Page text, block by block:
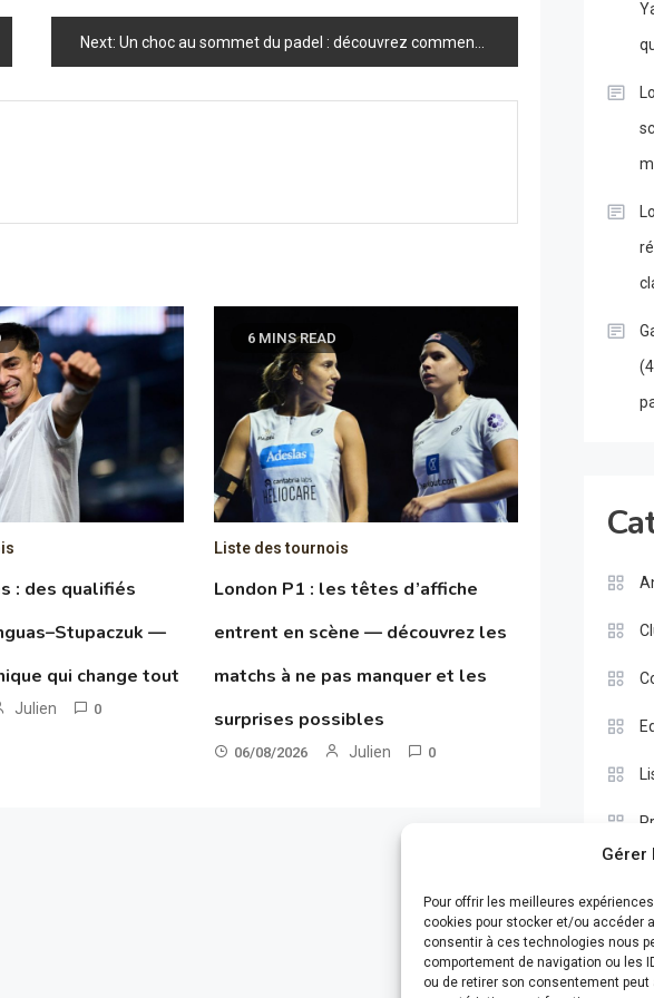
Gérer
Pour offrir les meilleures
cookies pour stocker et/ou accéder
consentir à ces technologies nous
comportement de navigation ou les
ou de retirer son consentement
Next: Un choc au sommet du padel : découvrez comment deux outsiders ont écrasé les stars mondiales !
: des qualifiés
—
qui change tout
Julien 0
6 MINS READ
Liste des tournois
London P1 : les têtes d’affiche
entrent en scène — découvrez les
matchs à ne pas manquer et les
surprises possibles
06/08/2026 Julien 0